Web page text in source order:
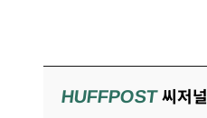
HUFFPOST씨저널